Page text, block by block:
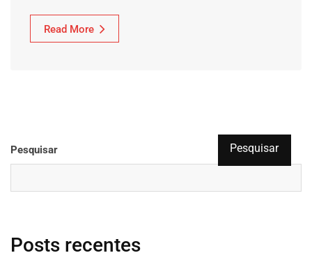
Read More
Pesquisar Pesquisar
Posts recentes